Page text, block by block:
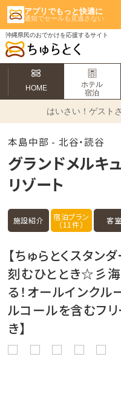
アプリでもっと快適に
通知でセールも見逃さない
沖縄県民のおでかけを応援するサイト
HOME
ホテル
宿泊
はいさい！ ゲスト
本島中部 - 北谷・読谷
グランドメルキ
リゾート
施設紹介 宿泊プラン
（11件） 客室
【ちゅらとくスタン
刻むひととき☆彡
る！オールインク
ルコールを含むフ
き】